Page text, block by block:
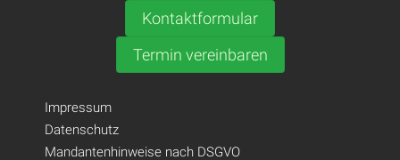
Kontaktformular
Termin vereinbaren
Impressum
Datenschutz
Mandantenhinweise nach DSGVO